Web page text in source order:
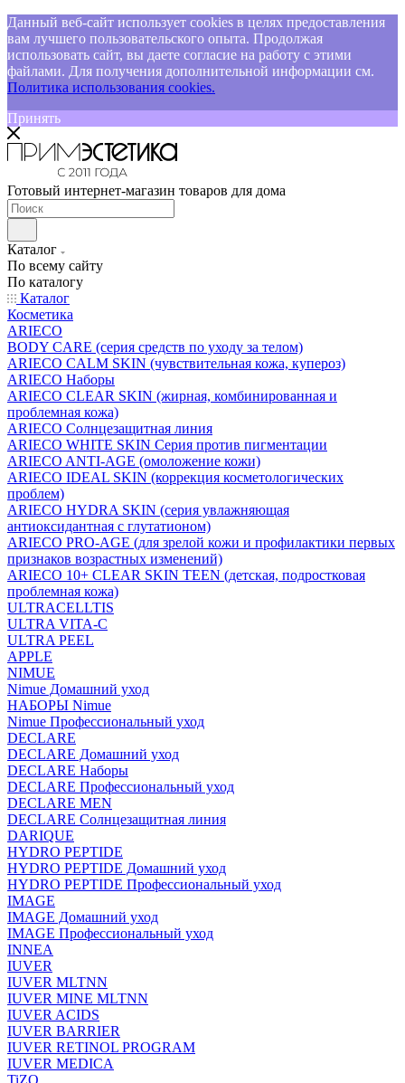
Данный веб-сайт использует cookies в целях предоставления
вам лучшего пользовательского опыта. Продолжая
использовать сайт, вы даете согласие на работу с этими
файлами. Для получения дополнительной информации см.
Политика использования cookies.
Принять
Готовый интернет-магазин товаров для дома
Каталог
По всему сайту
По каталогу
Каталог
Косметика
ARIECO
BODY CARE (серия средств по уходу за телом)
ARIECO CALM SKIN (чувствительная кожа, купероз)
ARIECO Наборы
ARIECO CLEAR SKIN (жирная, комбинированная и
проблемная кожа)
ARIECO Солнцезащитная линия
ARIECO WHITE SKIN Серия против пигментации
ARIECO ANTI-AGE (омоложение кожи)
ARIECO IDEAL SKIN (коррекция косметологических
проблем)
ARIECO HYDRA SKIN (серия увлажняющая
антиоксидантная с глутатионом)
ARIECO PRO-AGE (для зрелой кожи и профилактики первых
признаков возрастных изменений)
ARIECO 10+ CLEAR SKIN TEEN (детская, подростковая
проблемная кожа)
ULTRACELLTIS
ULTRA VITA-C
ULTRA PEEL
APPLE
NIMUE
Nimue Домашний уход
НАБОРЫ Nimue
Nimue Профессиональный уход
DECLARE
DECLARE Домашний уход
DECLARE Наборы
DECLARE Профессиональный уход
DECLARE MEN
DECLARE Солнцезащитная линия
DARIQUE
HYDRO PEPTIDE
HYDRO PEPTIDE Домашний уход
HYDRO PEPTIDE Профессиональный уход
IMAGE
IMAGE Домашний уход
IMAGE Профессиональный уход
INNEA
IUVER
IUVER MLTNN
IUVER MINE MLTNN
IUVER ACIDS
IUVER BARRIER
IUVER RETINOL PROGRAM
IUVER MEDICA
TiZO